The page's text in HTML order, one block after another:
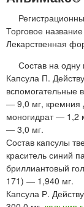
Торговое
Лекарственная
Состав на одну
Капсула П.
вспомогательные
— 9,0 мг, кремния
моногидрат — 1,2
— 3,0 мг.
Состав капсулы
краситель синий
бриллиантовый
171) — 1,940 мг.
Капсула Р.